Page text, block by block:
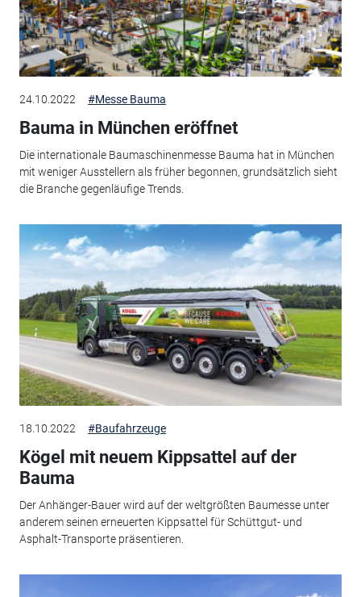
24.10.2022 #Messe Bauma
Bauma in München eröffnet
Die internationale Baumaschinenmesse Bauma hat in München
mit weniger Ausstellern als früher begonnen, grundsätzlich sieht
die Branche gegenläufige Trends.
18.10.2022 #Baufahrzeuge
Kögel mit neuem Kippsattel auf der
Bauma
Der Anhänger-Bauer wird auf der weltgrößten Baumesse unter
anderem seinen erneuerten Kippsattel für Schüttgut- und
Asphalt-Transporte präsentieren.